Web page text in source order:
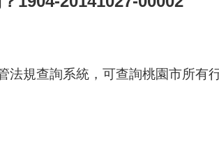
規查詢系統，可查詢桃園市所有行